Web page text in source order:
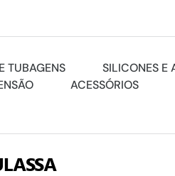
TUBAGENS
SILICONES E
ACESSÓRIOS